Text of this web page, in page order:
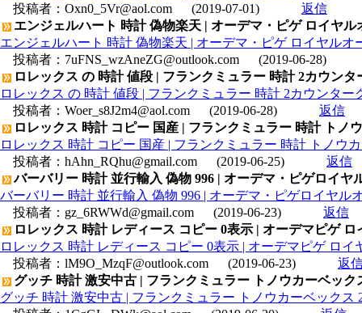
投稿者： Oxn0_5Vr@aol.com (2019-07-01)
返信
エンジェルハート 時計 偽物楽天 | オーデマ・ピゲ ロイヤ
エンジェルハート 時計 偽物楽天 | オーデマ・ピゲ ロイヤルオ
投稿者： 7uFNS_wzAneZG@outlook.com
(2019-06-28)
ロレックス の 時計 値段 | フランクミュラー 時計 2カウン
ロレックス の 時計 値段 | フランクミュラー 時計 2カウンタ
投稿者： Woer_s8J2m4@aol.com (2019-06-28)
返信
ロレックス 時計 コピー 国産 | フランクミュラー 時計 トノ
ロレックス 時計 コピー 国産 | フランクミュラー 時計 トノウ
投稿者： hAhn_RQhu@gmail.com (2019-06-25)
返信
バーバリー 時計 並行輸入 偽物 996 | オーデマ・ピゲロイヤ
バーバリー 時計 並行輸入 偽物 996 | オーデマ・ピゲロイヤル
投稿者： gz_6RWWd@gmail.com (2019-06-23)
返信
ロレックス 時計 レディース コピー 0表示 | オーデマピゲ
ロレックス 時計 レディース コピー 0表示 | オーデマピゲ ロ
投稿者： lM9O_MzqF@outlook.com (2019-06-23)
返
グッチ 時計 激安中古 | フランクミュラー トノウカーベッ
グッチ 時計 激安中古 | フランクミュラー トノウカーベックス